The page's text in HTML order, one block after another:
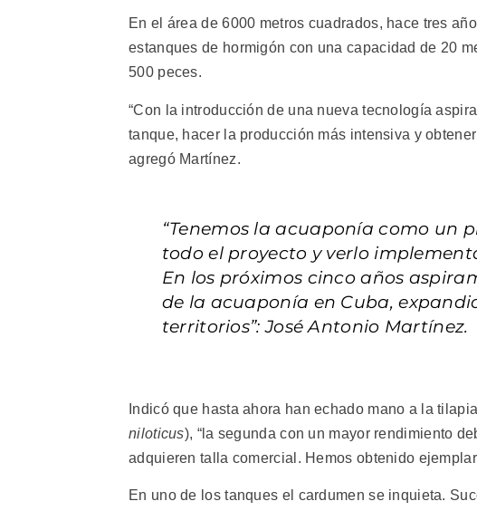
En el área de 6000 metros cuadrados, hace tres
estanques de hormigón con una capacidad de 20
500 peces.
“Con la introducción de una nueva tecnología
tanque, hacer la producción más intensiva y
agregó Martínez.
“Tenemos la acuaponía como un
todo el proyecto y verlo
En los próximos cinco años
de la acuaponía en Cuba,
territorios”: José Antonio Martínez.
Indicó que hasta ahora han echado mano a la
niloticus), “la segunda con un mayor rendimiento
adquieren talla comercial. Hemos obtenido
En uno de los tanques el cardumen se inquieta.